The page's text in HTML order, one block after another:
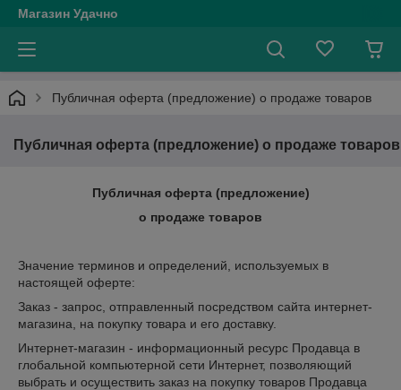
Магазин Удачно
Публичная оферта (предложение) о продаже товаров
Публичная оферта (предложение) о продаже товаров
Публичная оферта (предложение)
о продаже товаров
Значение терминов и определений, используемых в
настоящей оферте:
Заказ - запрос, отправленный посредством сайта интернет-
магазина, на покупку товара и его доставку.
Интернет-магазин - информационный ресурс Продавца в
глобальной компьютерной сети Интернет, позволяющий
выбрать и осуществить заказ на покупку товаров Продавца